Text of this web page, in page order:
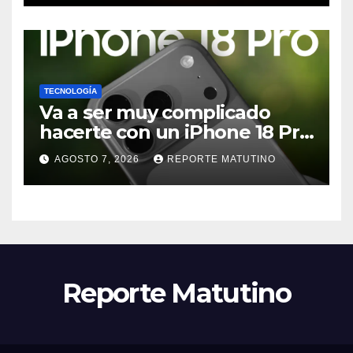
muy graves
TECNOLOGÍA
Va a ser muy complicado
hacerte con un iPhone 18 Pro
en su lanzamiento
AGOSTO 7, 2026 REPORTE MATUTINO
Reporte Matutino